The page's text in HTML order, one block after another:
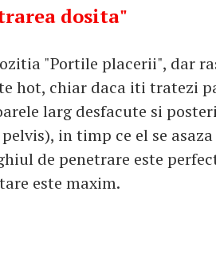
dosita"
"Portile placerii", dar
hot, chiar daca iti tratezi
larg desfacute si
in timp ce el se
de penetrare este
este maxim.